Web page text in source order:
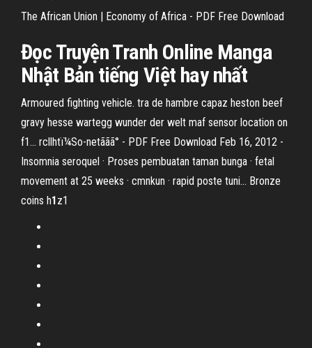
The African Union | Economy of Africa - PDF Free Download
Đọc Truyện Tranh Online Manga
Nhật Bản tiếng Việt hay nhất
Armoured fighting vehicle. tra de hambre capaz heston beef
gravy hesse wartegg wunder der welt maf sensor location on
f1... rcllhtï¼So-netãã­ã° - PDF Free Download Feb 16, 2012 -
Insomnia seroquel · Proses pembuatan taman bunga · fetal
movement at 25 weeks · cmnkun · rapid poste tuni... Bronze
coins h1z1